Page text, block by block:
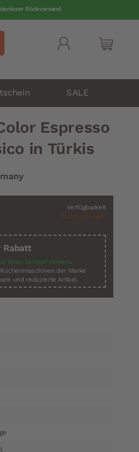
Rückversand
Mein
SALE
Espresso
in Türkis
Verfügbarkeit
Nicht auf Lager
Rabatt
Ihren Einkauf sichern.
der Marke
und reduzierte Artikel.